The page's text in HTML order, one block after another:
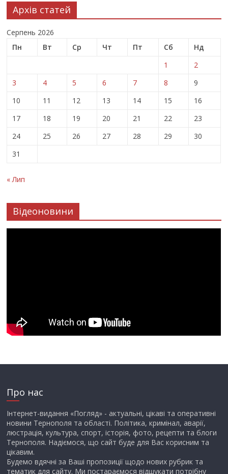
Архів статей
Серпень 2026
Пн
Вт Ср Чт Пт Сб
Нд
1
2
3
4 5 6 7 8
9
10
11 12 13 14 15
16
17
18 19 20 21 22
23
24
25 26 27 28 29
30
31
« Лип
Відеоновини
Про нас
Інтернет-видання «Погляд» - актуальні, цікаві та оперативні
новини Тернополя та області. Політика, кримінал, аварії,
люстрація, культура, спорт, історія, фото, рецепти та блоги
Тернополя. Надіємося, що сайт буде для Вас корисним та
цікавим.
Будемо вдячні за Ваші пропозиції щодо нових рубрик та
тематик для сайту. Ми постараємося відшукати потрібну